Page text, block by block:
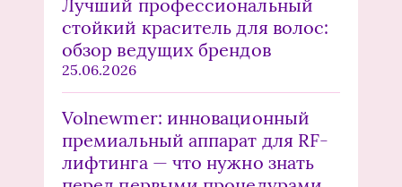
Лучший профессиональный
стойкий краситель для волос:
обзор ведущих брендов
25.06.2026
Volnewmer: инновационный
премиальный аппарат для RF-
лифтинга — что нужно знать